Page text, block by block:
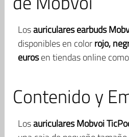
Losauriculares earbuds
disponibles en colorrojo,
eurosen tiendas online como
Contenido y
Losauriculares Mobvoi